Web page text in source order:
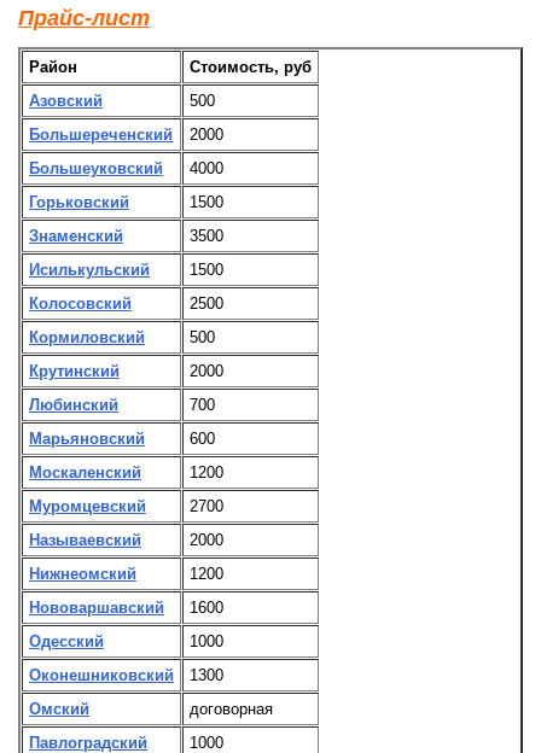
Прайс-лист
Район
Стоимость, руб
Азовский
500
Большереченский
2000
Большеуковский
4000
Горьковский
1500
Знаменский
3500
Исилькульский
1500
Колосовский
2500
Кормиловский
500
Крутинский
2000
Любинский
700
Марьяновский
600
Москаленский
1200
Муромцевский
2700
Называевский
2000
Нижнеомский
1200
Нововаршавский
1600
Одесский
1000
Оконешниковский
1300
Омский
договорная
Павлоградский
1000